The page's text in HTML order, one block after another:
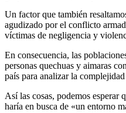
Un factor que también
agudizado por el conflicto
víctimas de negligencia y
En consecuencia, las
personas quechuas y aimaras
país para analizar la
Así las cosas, podemos
haría en busca de «un entorno